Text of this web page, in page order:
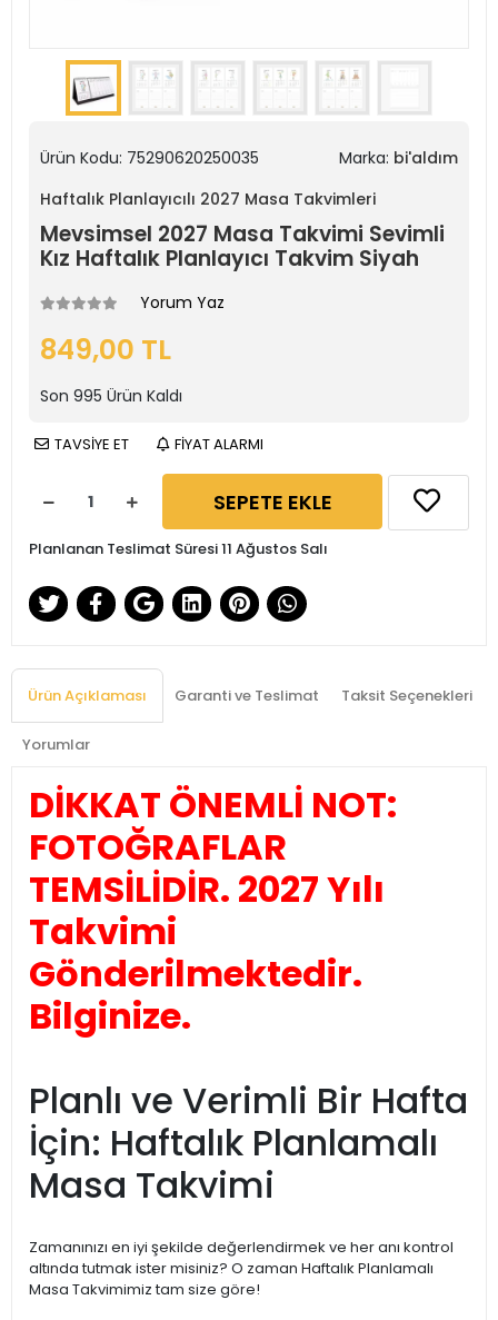
Ürün Kodu: 75290620250035 Marka: bi'aldım
Haftalık Planlayıcılı 2027 Masa Takvimleri
Mevsimsel 2027 Masa Takvimi Sevimli
Kız Haftalık Planlayıcı Takvim Siyah
Yorum Yaz
849,00 TL
Son 995 Ürün Kaldı
TAVSİYE ET FİYAT ALARMI
SEPETE EKLE
Planlanan Teslimat Süresi 11 Ağustos Salı
Ürün Açıklaması Garanti ve Teslimat Taksit Seçenekleri
Yorumlar
DİKKAT ÖNEMLİ NOT:
FOTOĞRAFLAR
TEMSİLİDİR. 2027 Yılı
Takvimi
Gönderilmektedir.
Bilginize.
Planlı ve Verimli Bir Hafta
İçin: Haftalık Planlamalı
Masa Takvimi
Zamanınızı en iyi şekilde değerlendirmek ve her anı kontrol
altında tutmak ister misiniz? O zaman Haftalık Planlamalı
Masa Takvimimiz tam size göre!